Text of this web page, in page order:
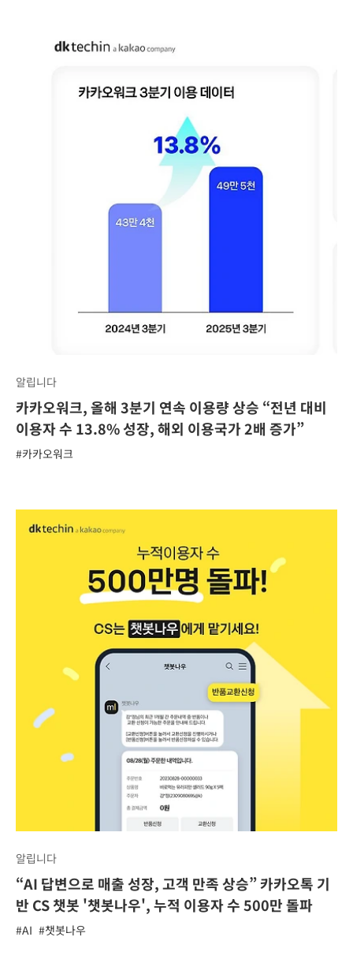
알립니다
카카오워크, 올해 3분기 연속 이용량 상승 “전년 대비
이용자 수 13.8% 성장, 해외 이용국가 2배 증가”
#카카오워크
알립니다
“AI 답변으로 매출 성장, 고객 만족 상승” 카카오톡 기
반 CS 챗봇 '챗봇나우', 누적 이용자 수 500만 돌파
#AI #챗봇나우